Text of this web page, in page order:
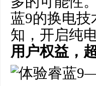
蓝9的换电
知，开启纯
用户权益，